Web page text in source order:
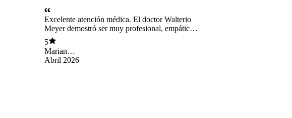
Excelente atención médica. El doctor Walterio
Meyer demostró ser muy profesional, empático
y claro en sus explicaciones durante toda la
consulta. A pesar de ser una atención remota, se
tomó el tiempo necesario para escuchar y
evaluar adecuadamente. Destaco su trato
5
Marian
Urbisagastegui Silva
Abril 2026